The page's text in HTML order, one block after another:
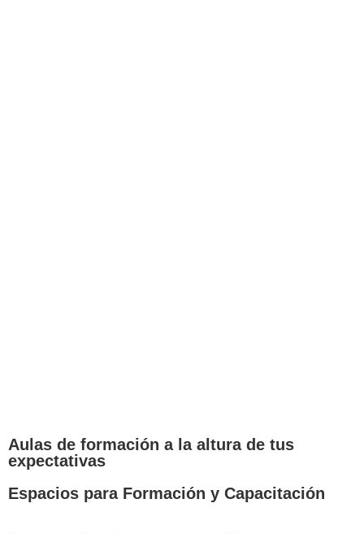
Aulas de formación a la altura de tus
expectativas
Espacios para Formación y Capacitación